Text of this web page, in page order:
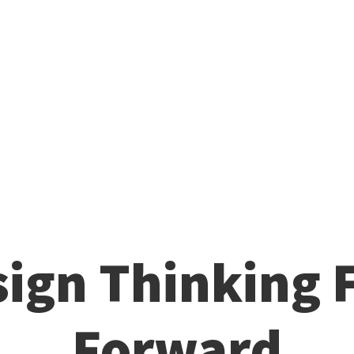
Thinking